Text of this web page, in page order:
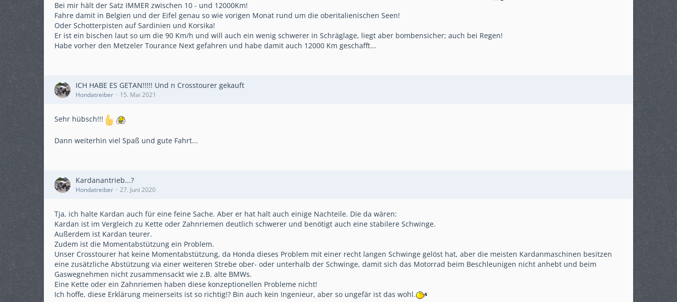
Bei mir hält der Satz IMMER zwischen 10 - und 12000Km!
Fahre damit in Belgien und der Eifel genau so wie vorigen Monat rund um die oberitalienischen Seen!
Oder Schotterpisten auf Sardinien und Korsika!
Er ist ein bischen laut so um die 90 Km/h und will auch ein wenig schwerer in Schräglage, liegt aber bombensicher; auch bei Regen!
Habe vorher den Metzeler Tourance Next gefahren und habe damit auch 12000 Km geschafft...
ICH HABE ES GETAN!!!!! Und n Crosstourer gekauft
Hondatreiber 15. Mai 2021
Sehr hübsch!!!
Dann weiterhin viel Spaß und gute Fahrt...
Kardanantrieb...?
Hondatreiber 27. Juni 2020
Tja, ich halte Kardan auch für eine feine Sache. Aber er hat halt auch einige Nachteile. Die da wären:
Kardan ist im Vergleich zu Kette oder Zahnriemen deutlich schwerer und benötigt auch eine stabilere Schwinge.
Außerdem ist Kardan teurer.
Zudem ist die Momentabstützung ein Problem.
Unser Crosstourer hat keine Momentabstützung, da Honda dieses Problem mit einer recht langen Schwinge gelöst hat, aber die meisten Kardanmaschinen besitzen
eine zusätzliche Abstützung via einer weiteren Strebe ober- oder unterhalb der Schwinge, damit sich das Motorrad beim Beschleunigen nicht anhebt und beim
Gaswegnehmen nicht zusammensackt wie z.B. alte BMWs.
Eine Kette oder ein Zahnriemen haben diese konzeptionellen Probleme nicht!
Ich hoffe, diese Erklärung meinerseits ist so richtig!? Bin auch kein Ingenieur, aber so ungefär ist das wohl.